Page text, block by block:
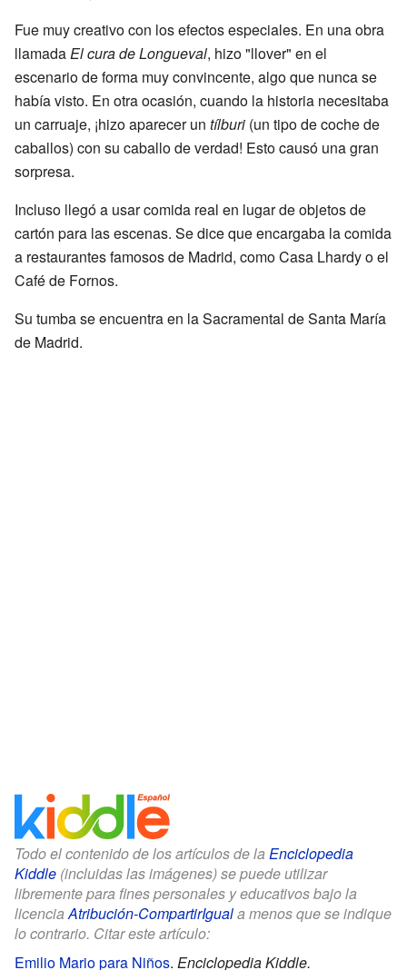
Fue muy creativo con los efectos especiales. En una obra
llamadaEl cura de Longueval, hizo "llover" en el
escenario de forma muy convincente, algo que nunca se
había visto. En otra ocasión, cuando la historia necesitaba
un carruaje, ¡hizo aparecer un tílburi (un tipo de coche de
caballos) con su caballo de verdad! Esto causó una gran
sorpresa.
Incluso llegó a usar comida real en lugar de objetos de
cartón para las escenas. Se dice que encargaba la comida
a restaurantes famosos de Madrid, como Casa Lhardy o el
Café de Fornos.
Su tumba se encuentra en la Sacramental de Santa María
de Madrid.
Todo el contenido de los artículos de la Enciclopedia
Kiddle (incluidas las imágenes) se puede utilizar
libremente para fines personales y educativos bajo la
licenciaAtribución-CompartirIguala menos que se indique
lo contrario. Citar este artículo:
Emilio Mario para Niños. Enciclopedia Kiddle.